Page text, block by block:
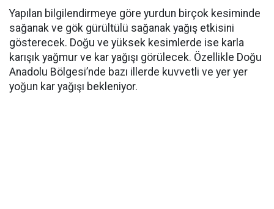
Yapılan bilgilendirmeye göre yurdun birçok kesiminde
sağanak ve gök gürültülü sağanak yağış etkisini
gösterecek. Doğu ve yüksek kesimlerde ise karla
karışık yağmur ve kar yağışı görülecek. Özellikle Doğu
Anadolu Bölgesi’nde bazı illerde kuvvetli ve yer yer
yoğun kar yağışı bekleniyor.